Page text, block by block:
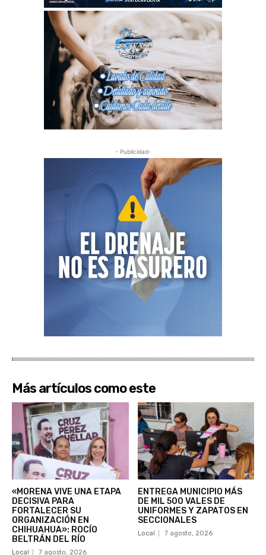
- Publicidad-
Más artículos como este
«MORENA VIVE UNA ETAPA
DECISIVA PARA
FORTALECER SU
ORGANIZACIÓN EN
CHIHUAHUA»: ROCÍO
BELTRÁN DEL RÍO
Local 7 agosto, 2026
ENTREGA MUNICIPIO MÁS
DE MIL 500 VALES DE
UNIFORMES Y ZAPATOS EN
SECCIONALES
Local 7 agosto, 2026